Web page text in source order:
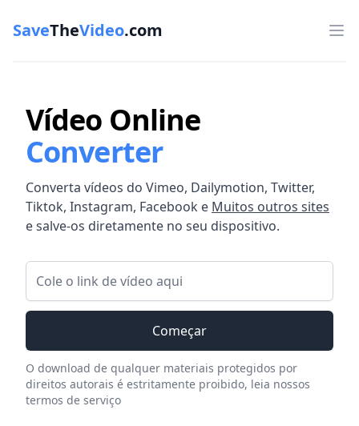
SaveTheVideo.com
Vídeo Online
Converter
Converta vídeos do Vimeo, Dailymotion, Twitter,
Tiktok, Instagram, Facebook e Muitos outros sites
e salve-os diretamente no seu dispositivo.
Link de vídeo
Começar
O download de qualquer materiais protegidos por
direitos autorais é estritamente proibido, leia nossos
termos de serviço